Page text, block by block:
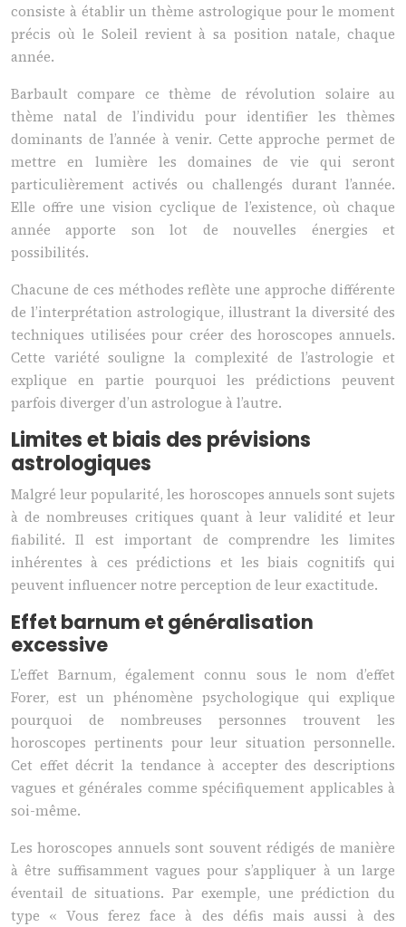
consiste à établir un thème astrologique pour le moment
précis où le Soleil revient à sa position natale, chaque
année.
Barbault compare ce thème de révolution solaire au
thème natal de l’individu pour identifier les thèmes
dominants de l’année à venir. Cette approche permet de
mettre en lumière les domaines de vie qui seront
particulièrement activés ou challengés durant l’année.
Elle offre une vision cyclique de l’existence, où chaque
année apporte son lot de nouvelles énergies et
possibilités.
Chacune de ces méthodes reflète une approche différente
de l’interprétation astrologique, illustrant la diversité des
techniques utilisées pour créer des horoscopes annuels.
Cette variété souligne la complexité de l’astrologie et
explique en partie pourquoi les prédictions peuvent
parfois diverger d’un astrologue à l’autre.
Limites et biais des prévisions
astrologiques
Malgré leur popularité, les horoscopes annuels sont sujets
à de nombreuses critiques quant à leur validité et leur
fiabilité. Il est important de comprendre les limites
inhérentes à ces prédictions et les biais cognitifs qui
peuvent influencer notre perception de leur exactitude.
Effet barnum et généralisation
excessive
L’effet Barnum, également connu sous le nom d’effet
Forer, est un phénomène psychologique qui explique
pourquoi de nombreuses personnes trouvent les
horoscopes pertinents pour leur situation personnelle.
Cet effet décrit la tendance à accepter des descriptions
vagues et générales comme spécifiquement applicables à
soi-même.
Les horoscopes annuels sont souvent rédigés de manière
à être suffisamment vagues pour s’appliquer à un large
éventail de situations. Par exemple, une prédiction du
type « Vous ferez face à des défis mais aussi à des